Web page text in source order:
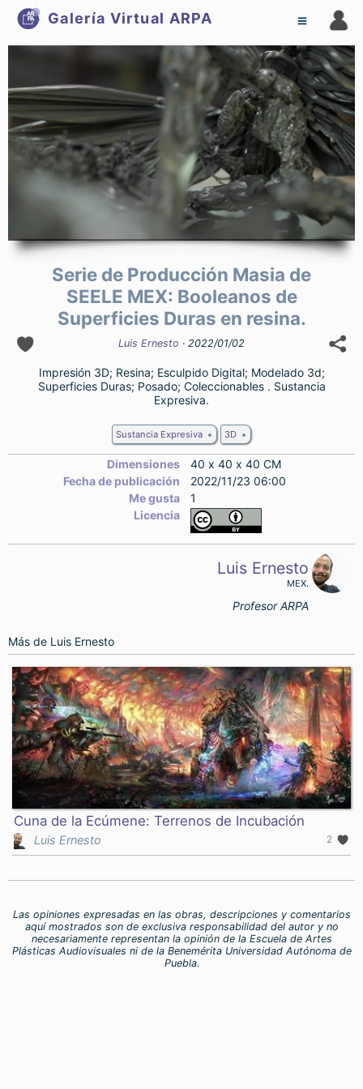
Galería Virtual ARPA
Serie de Producción Masia de
SEELE MEX: Booleanos de
Superficies Duras en resina.
Luis Ernesto · 2022/01/02
Impresión 3D; Resina; Esculpido Digital; Modelado 3d;
Superficies Duras; Posado; Coleccionables . Sustancia
Expresiva.
Sustancia Expresiva 3D
Dimensiones
40 x 40 x 40 CM
Fecha de publicación
2022/11/23 06:00
Me gusta
1
Licencia
Luis Ernesto
MEX.
Profesor ARPA
Más de Luis Ernesto
Cuna de la Ecúmene: Terrenos de Incubación
Luis Ernesto 2
Las opiniones expresadas en las obras, descripciones y comentarios
aquí mostrados son de exclusiva responsabilidad del autor y no
necesariamente representan la opinión de la Escuela de Artes
Plásticas Audiovisuales ni de la Benemérita Universidad Autónoma de
Puebla.